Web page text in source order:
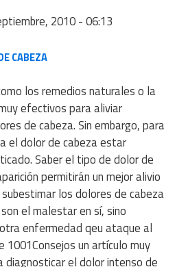
2010 - 06:13
CABEZA
los remedios naturales o la
efectivos para aliviar
de cabeza. Sin embargo, para
el dolor de cabeza estar
Saber el tipo de dolor de
permitirán un mejor alivio
los dolores de cabeza
el malestar en sí, sino
enfermedad qeu ataque al
1001Consejos un artículo muy
el dolor intenso de